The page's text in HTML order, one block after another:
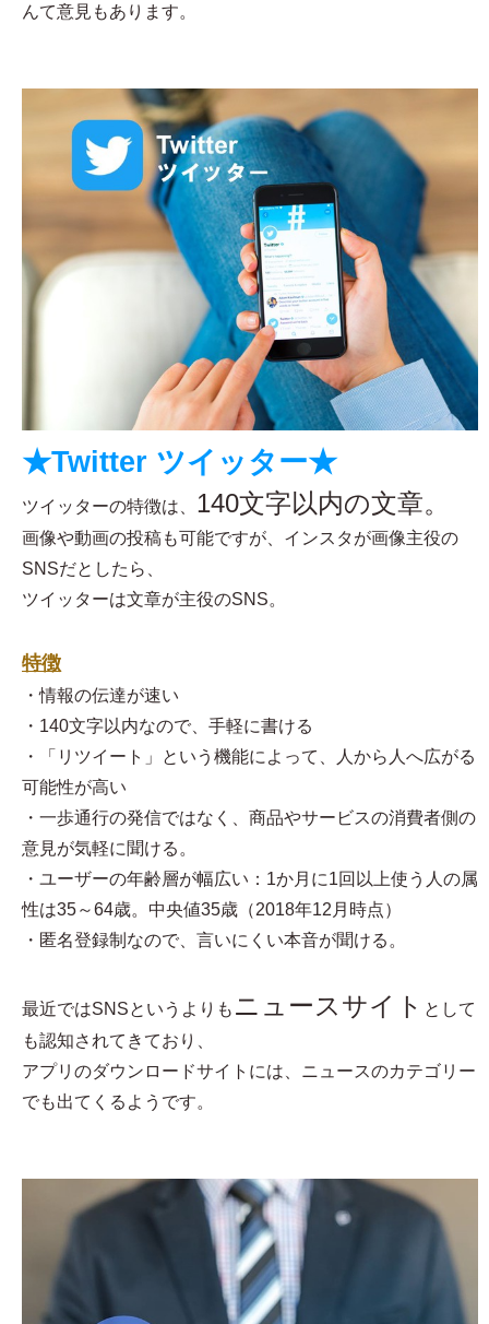
んて意見もあります。
★Twitter ツイッター★
ツイッターの特徴は、 140文字以内の文章。
画像や動画の投稿も可能ですが、インスタが画像主役の
SNSだとしたら、
ツイッターは文章が主役のSNS。
特徴
・情報の伝達が速い
・140文字以内なので、手軽に書ける
・「リツイート」という機能によって、人から人へ広がる
可能性が高い
・一歩通行の発信ではなく、商品やサービスの消費者側の
意見が気軽に聞ける。
・ユーザーの年齢層が幅広い：1か月に1回以上使う人の属
性は35～64歳。中央値35歳（2018年12月時点）
・匿名登録制なので、言いにくい本音が聞ける。
最近ではSNSというよりも ニュースサイト として
も認知されてきており、
アプリのダウンロードサイトには、ニュースのカテゴリー
でも出てくるようです。